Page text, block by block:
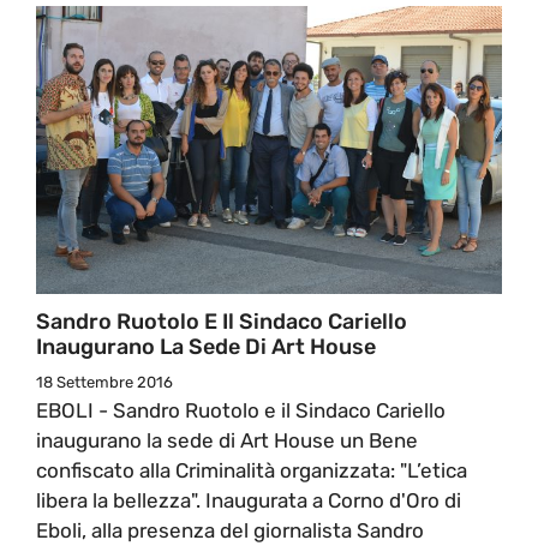
Sandro Ruotolo E Il Sindaco Cariello
Inaugurano La Sede Di Art House
18 Settembre 2016
EBOLI - Sandro Ruotolo e il Sindaco Cariello
inaugurano la sede di Art House un Bene
confiscato alla Criminalità organizzata: "L’etica
libera la bellezza". Inaugurata a Corno d'Oro di
Eboli, alla presenza del giornalista Sandro